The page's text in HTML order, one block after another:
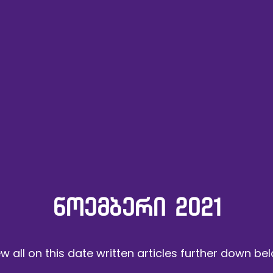
ᲜᲝᲔᲛᲑᲔᲠᲘ 2021
all on this date written articles further down